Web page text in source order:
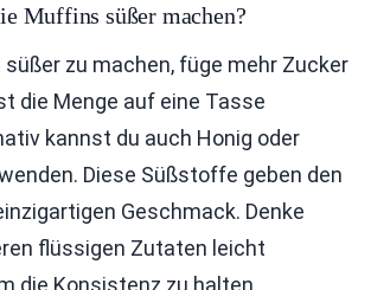
Muffins süßer machen?
süßer zu machen, füge mehr Zucker
die Menge auf eine Tasse
kannst du auch Honig oder
Diese Süßstoffe geben den
Geschmack. Denke
flüssigen Zutaten leicht
die Konsistenz zu halten.